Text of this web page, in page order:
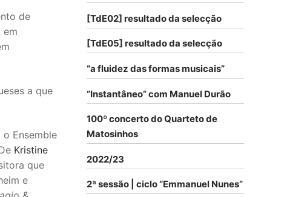
de
em
a que
Ensemble
Kristine
que
e
[TdE02] resultado da selecção
[TdE05] resultado da selecção
“a fluidez das formas musicais”
“Instantâneo” com Manuel Durão
100º concerto do Quarteto de
Matosinhos
2022/23
2ª sessão | ciclo “Emmanuel Nunes”